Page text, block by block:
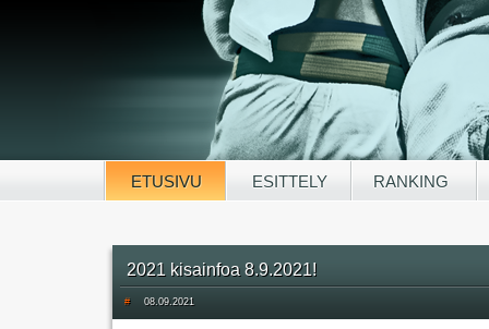
ETUSIVU ESITTELY RANKING
2021 kisainfoa 8.9.2021!
# 08.09.2021